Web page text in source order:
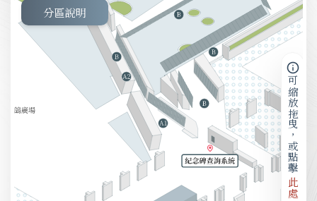
分區說明
可縮放拖曳，或點擊
此處